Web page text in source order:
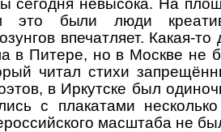
сегодня невысока. На
это были люди
впечатляет. Какая-
в Питере, но в Москве не
читал стихи
в Иркутске был
с плакатами
масштаба не